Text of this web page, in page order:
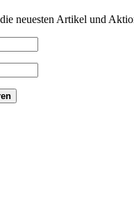
neuesten Artikel und